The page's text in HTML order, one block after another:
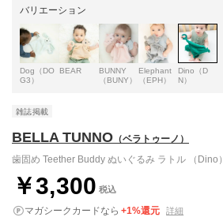
バリエーション
Dog（DO
G3）
BEAR
BUNNY
（BUNY）
Elephant
（EPH）
Dino（D
N）
雑誌掲載
BELLA TUNNO （ベラトゥーノ）
歯固め Teether Buddy ぬいぐるみ ラトル （Dino）
￥3,300 税込
マガシークカードなら +1%還元 詳細